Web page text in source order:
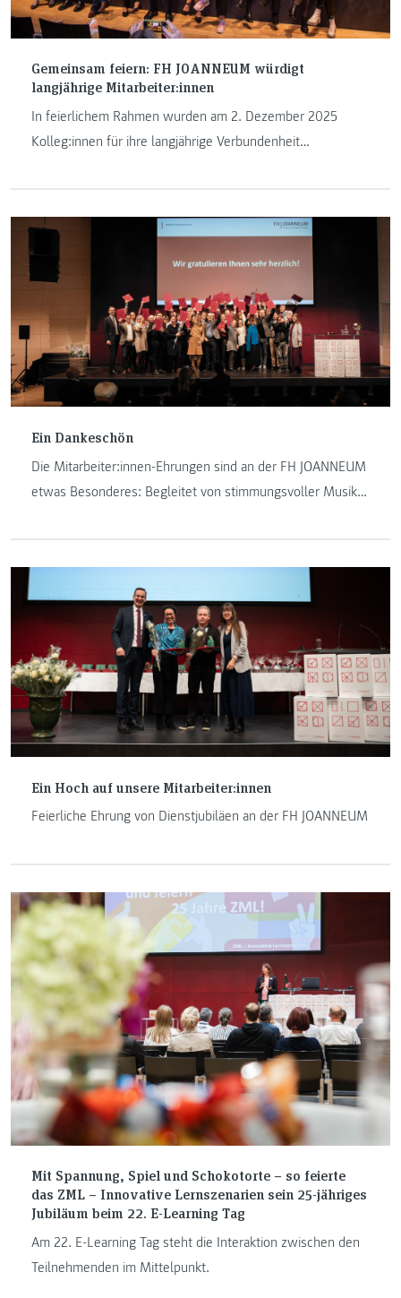
Gemeinsam feiern: FH JOANNEUM würdigt
langjährige Mitarbeiter:innen
In feierlichem Rahmen wurden am 2. Dezember 2025
Kolleg:innen für ihre langjährige Verbundenheit
Ein Dankeschön
Die Mitarbeiter:innen-Ehrungen sind an der FH JOANNEUM
etwas Besonderes: Begleitet von stimmungsvoller Musik
Vorhang geholt.
Ein Hoch auf unsere Mitarbeiter:innen
Feierliche Ehrung von Dienstjubiläen an der FH JOANNEUM
Mit Spannung, Spiel und Schokotorte – so feierte
das ZML – Innovative Lernszenarien sein 25-jähriges
Jubiläum beim 22. E-Learning Tag
Am 22. E-Learning Tag steht die Interaktion zwischen den
Teilnehmenden im Mittelpunkt.